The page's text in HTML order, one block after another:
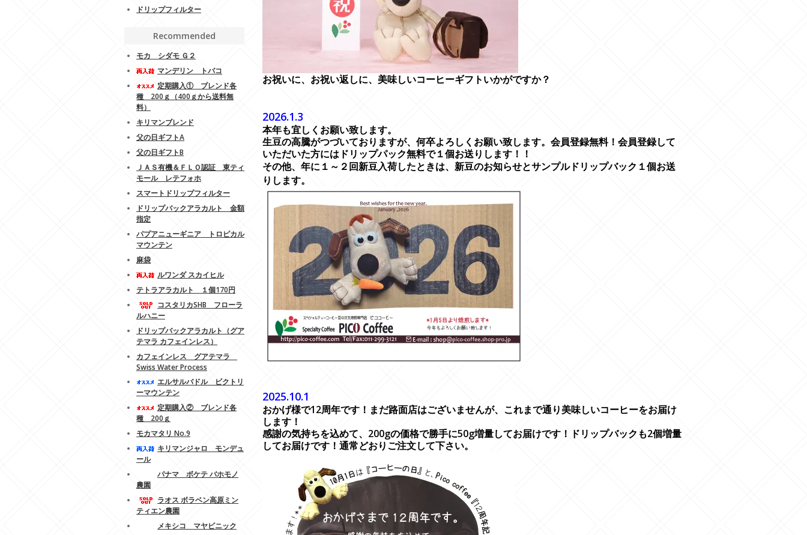
お祝いに、お祝い返しに、美味しいコーヒーギフトいかがですか？
2026.1.3
本年も宜しくお願い致します。
生豆の高騰がつづいておりますが、何卒よろしくお願い致します。会員登録無料！会員登録して
いただいた方にはドリップパック無料で１個お送りします！！
その他、年に１～２回新豆入荷したときは、新豆のお知らせとサンプルドリップバック１個お送
りします。
2025.10.1
おかげ様で12周年です！まだ路面店はございませんが、これまで通り美味しいコーヒーをお届け
します！
感謝の気持ちを込めて、200gの価格で勝手に50g増量してお届けです！ドリップバックも2個増量
してお届けです！通常どおりご注文して下さい。
ドリップフィルター
Recommended
モカ シダモ Ｇ２
マンデリン トバコ
定期購入① ブレンド各
種 200ｇ（400ｇから送料無
料）
キリマンブレンド
父の日ギフトA
父の日ギフトB
ＪＡＳ有機＆ＦＬＯ認証 東ティ
モール レテフォホ
スマートドリップフィルター
ドリップバックアラカルト 金額
指定
パプアニューギニア トロピカル
マウンテン
麻袋
ルワンダ スカイヒル
テトラアラカルト １個170円
コスタリカSHB フローラ
ルハニー
ドリップバックアラカルト（グア
テマラ カフェインレス）
カフェインレス グアテマラ
Swiss Water Process
エルサルバドル ビクトリ
ーマウンテン
定期購入② ブレンド各
種 200ｇ
モカマタリ No.9
キリマンジャロ モンデュ
ール
パナマ ボケテ バホモノ
農園
ラオス ボラベン高原ミン
ティエン農園
メキシコ マヤビニック